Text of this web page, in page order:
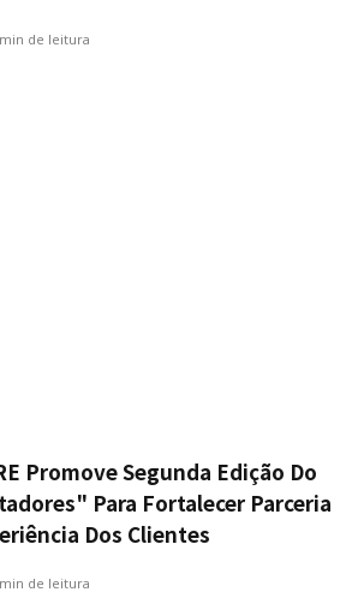
min de leitura
Promove Segunda Edição Do
Para Fortalecer Parceria
Dos Clientes
min de leitura